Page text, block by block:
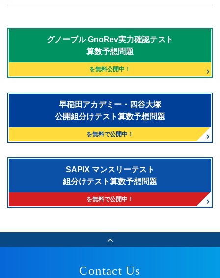
グノーブルGnoRev実力確認テスト
算数予想問題
を無料公開中！
早稲田アカデミー・四谷大塚
公開組分けテスト算数予想問題
を無料で公開中！
SAPIX マンスリーテスト
組分けテスト算数予想問題
を無料で公開中！
Contact Us